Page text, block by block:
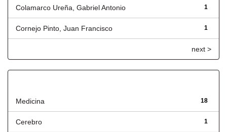
1
Colamarco Ureña, Gabriel Antonio
1
Cornejo Pinto, Juan Francisco
next >
18
Medicina
1
Cerebro